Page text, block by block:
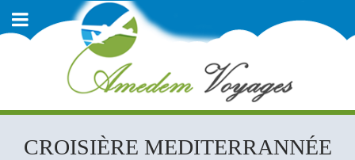
CROISIÈRE MEDITERRANNÉE